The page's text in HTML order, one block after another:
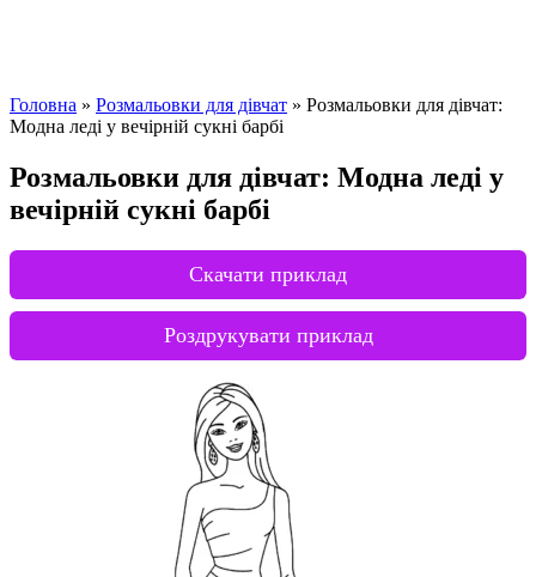
Головна » Розмальовки для дівчат » Розмальовки для дівчат:
Модна леді у вечірній сукні барбі
Розмальовки для дівчат: Модна леді у
вечірній сукні барбі
Скачати приклад
Роздрукувати приклад